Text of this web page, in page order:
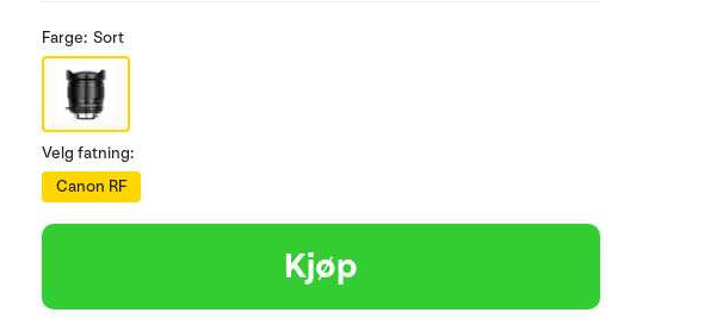
Farge: Sort
Velg fatning:
Canon RF
Kjøp